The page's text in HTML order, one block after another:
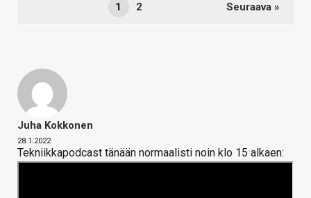
1 2 Seuraava »
Juha Kokkonen
28.1.2022
Tekniikkapodcast tänään normaalisti noin klo 15 alkaen: